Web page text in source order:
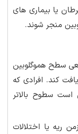
یا بیماری های
منجر شوند.
سطح هموگلوبین
کند. افرادی که
است سطوح بالاتر
ریه یا اختلالات